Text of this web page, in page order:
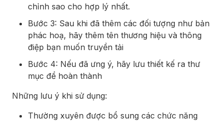
chỉnh sao cho hợp lý nhất.
Bước 3: Sau khi đã thêm các đối tượng như bản
phác hoạ, hãy thêm tên thương hiệu và thông
điệp bạn muốn truyền tải
Bước 4: Nếu đã ưng ý, hãy lưu thiết kế ra thư
mục để hoàn thành
Những lưu ý khi sử dụng:
Thường xuyên được bổ sung các chức năng